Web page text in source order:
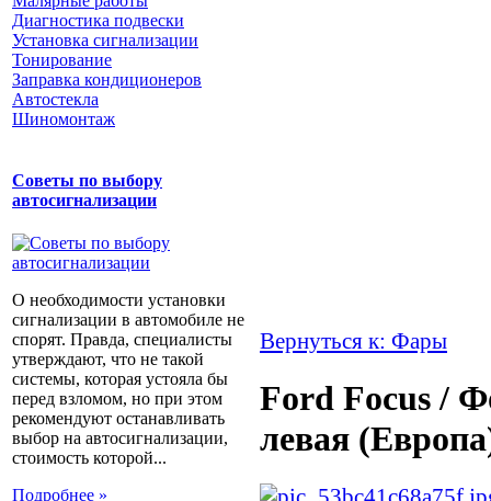
Диагностика подвески
Установка сигнализации
Тонирование
Заправка кондиционеров
Автостекла
Шиномонтаж
Советы по выбору
автосигнализации
О необходимости установки
сигнализации в автомобиле не
спорят. Правда, специалисты
утверждают, что не такой
системы, которая устояла бы
перед взломом, но при этом
рекомендуют останавливать
выбор на автосигнализации,
стоимость которой...
Подробнее »
Вернуться к: Фары
Ford Focus /
левая